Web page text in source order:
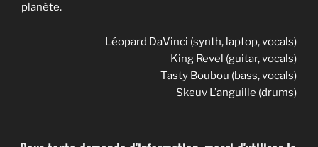
planète.
Léopard DaVinci (synth, laptop, vocals)
King Revel (guitar, vocals)
Tasty Boubou (bass, vocals)
Skeuv L’anguille (drums)